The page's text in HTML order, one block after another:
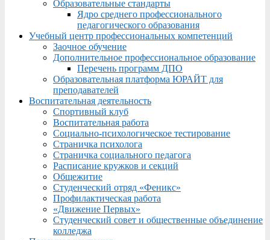
Образовательные стандарты
Ядро среднего профессионального
педагогического образования
Учебный центр профессиональных компетенций
Заочное обучение
Дополнительное профессиональное образование
Перечень программ ДПО
Образовательная платформа ЮРАЙТ для
преподавателей
Воспитательная деятельность
Спортивный клуб
Воспитательная работа
Социально-психологическое тестирование
Страничка психолога
Страничка социального педагога
Расписание кружков и секций
Общежитие
Студенческий отряд «Феникс»
Профилактическая работа
«Движение Первых»
Студенческий совет и общественные объединение
колледжа